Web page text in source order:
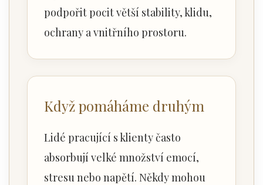
podpořit pocit větší stability, klidu,
ochrany a vnitřního prostoru.
Když pomáháme druhým
Lidé pracující s klienty často
absorbují velké množství emocí,
stresu nebo napětí. Někdy mohou